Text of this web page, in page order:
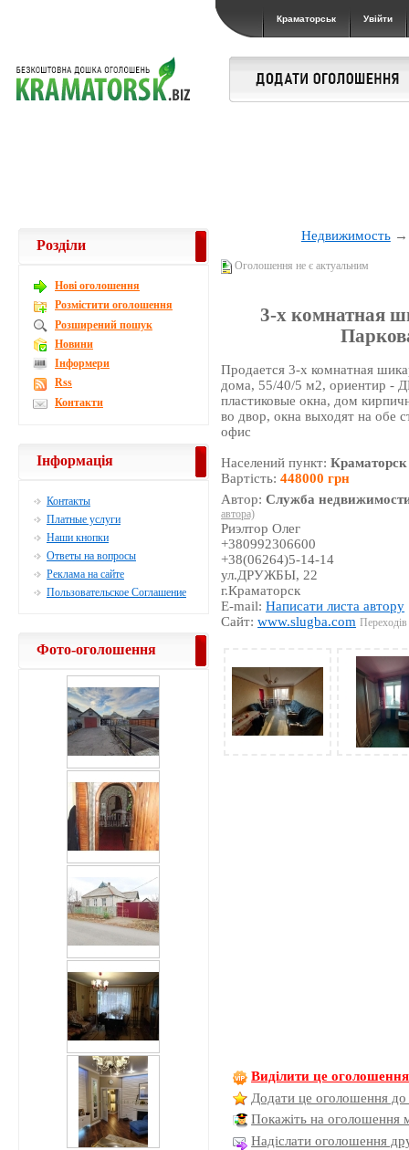
Краматорськ Увійти
Недвижимость
Оголошення не є актуальним
3-х комнатная
Продается 3-х комнатная
дома, 55/40/5 м2, ориентир -
пластиковые окна, дом
во двор, окна выходят на обе
офис
Населений пункт:Краматорск
Вартість:448000 грн
Автор:Служба
автора)
Риэлтор Олег
+380992306600
+38(06264)5-14-14
ул.ДРУЖБЫ, 22
г.Краматорск
E-mail:Написати листа автору
Сайт:www.slugba.com
Виділити це оголошення
Додати це оголошення до
Покажіть на оголошення
Надіслати оголошення
Розділи
Новi оголошення
Розмістити оголошення
Розширений пошук
Новини
Інформери
Rss
Контакти
Інформація
Контакты
Платные услуги
Наши кнопки
Ответы на вопросы
Реклама на сайте
Пользовательское Соглашение
Фото-оголошення